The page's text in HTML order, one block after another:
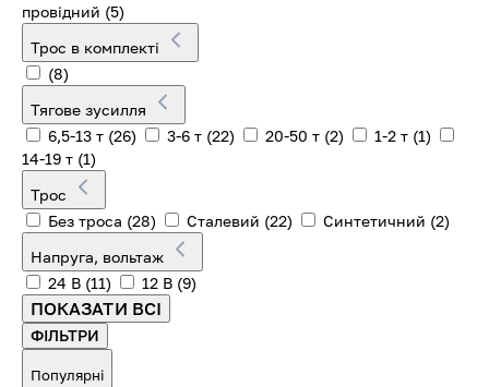
провідний (5)
Трос в комплекті
(8)
Тягове зусилля
6,5-13 т (26) 3-6 т (22) 20-50 т (2) 1-2 т (1)
14-19 т (1)
Трос
Без троса (28) Сталевий (22) Синтетичний (2)
Напруга, вольтаж
24 В (11) 12 В (9)
ПОКАЗАТИ ВСІ
ФІЛЬТРИ
Популярні